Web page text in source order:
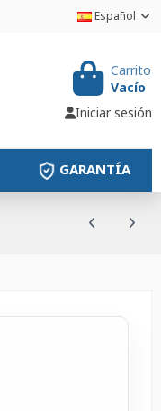
Español
Carrito
Vacío
Iniciar sesión
GARANTÍA